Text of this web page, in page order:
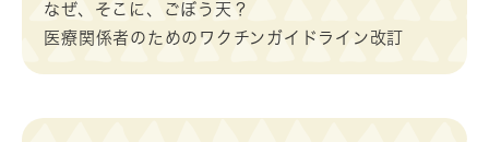
なぜ、そこに、ごぼう天？
医療関係者のためのワクチンガイドライン改訂